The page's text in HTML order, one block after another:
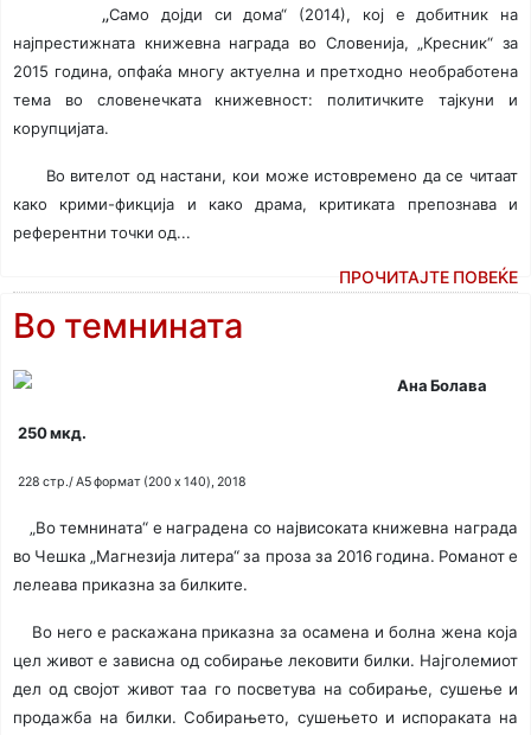
„Само дојди си дома“ (2014), кој е добитник на
најпрестижната книжевна награда во Словенија, „Кресник“ за
2015 година, опфаќа многу актуелна и претходно необработена
тема во словенечката книжевност: политичките тајкуни и
корупцијата.
Во вителот од настани, кои може истовремено да се читаат
како крими-фикција и како драма, критиката препознава и
референтни точки од...
ПРОЧИТАЈТЕ ПОВЕЌЕ
Во темнината
Ана Болава
250 мкд.
228 стр./ A5 формат (200 x 140), 2018
„Во темнината“ е наградена со највисоката книжевна награда
во Чешка „Магнезија литера“ за проза за 2016 година. Романот е
лелеава приказна за билките.
Во него е раскажана приказна за осамена и болна жена која
цел живот е зависна од собирање лековити билки. Најголемиот
дел од својот живот таа го посветува на собирање, сушење и
продажба на билки. Собирањето, сушењето и испораката на